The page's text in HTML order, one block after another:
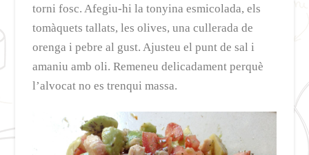
torni fosc. Afegiu-hi la tonyina esmicolada, els
tomàquets tallats, les olives, una cullerada de
orenga i pebre al gust. Ajusteu el punt de sal i
amaniu amb oli. Remeneu delicadament perquè
l’alvocat no es trenqui massa.